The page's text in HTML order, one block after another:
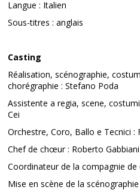
Langue : Italien
Sous-titres : anglais
Casting
Réalisation, scénographie,
chorégraphie : Stefano Poda
Assistente a regia, scene,
Cei
Orchestre, Coro, Ballo e Tecnici :
Chef de chœur : Roberto Gabbiani
Coordinateur de la compagnie
Mise en scène de la